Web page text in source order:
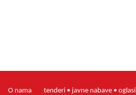
O nama tenderi • javne nabave • oglasi